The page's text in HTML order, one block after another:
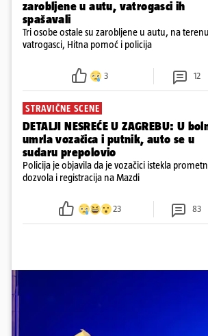
zarobljene u autu, vatrogasci ih
spašavali
Tri osobe ostale su zarobljene u autu, na
vatrogasci, Hitna pomoć i policija
3 12
STRAVIČNE SCENE
DETALJI NESREĆE U ZAGREBU: U
umrla vozačica i putnik, auto se u
sudaru prepolovio
Policija je objavila da je vozačici istekla
dozvola i registracija na Mazdi
23 83